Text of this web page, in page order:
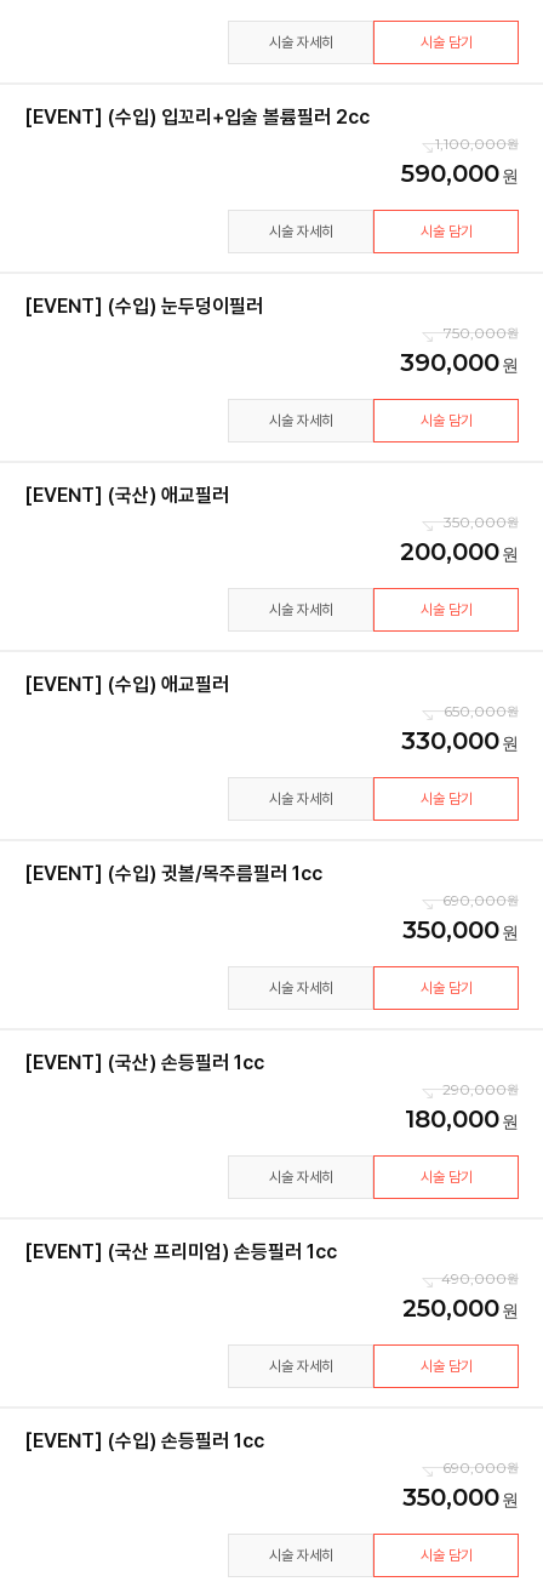
시술 자세히 시술 담기
[EVENT] (수입) 입꼬리+입술 볼륨필러 2cc
1,100,000
590,000
시술 자세히 시술 담기
[EVENT] (수입) 눈두덩이필러
750,000
390,000
시술 자세히 시술 담기
[EVENT] (국산) 애교필러
350,000
200,000
시술 자세히 시술 담기
[EVENT] (수입) 애교필러
650,000
330,000
시술 자세히 시술 담기
[EVENT] (수입) 귓볼/목주름필러 1cc
690,000
350,000
시술 자세히 시술 담기
[EVENT] (국산) 손등필러 1cc
290,000
180,000
시술 자세히 시술 담기
[EVENT] (국산 프리미엄) 손등필러 1cc
490,000
250,000
시술 자세히 시술 담기
[EVENT] (수입) 손등필러 1cc
690,000
350,000
시술 자세히 시술 담기